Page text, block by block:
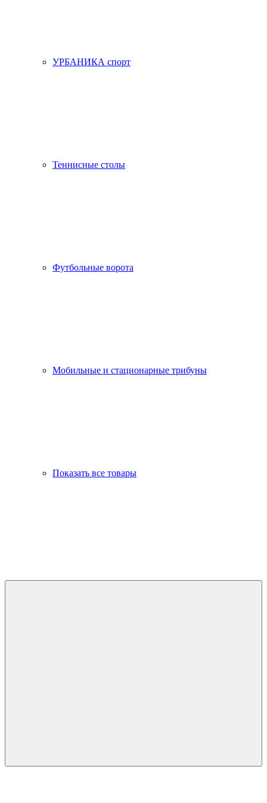
УРБАНИКА спорт
Теннисные столы
Футбольные ворота
Мобильные и стационарные трибуны
Показать все товары